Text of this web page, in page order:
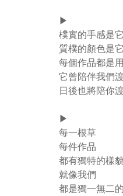
▶︎
樸實的手感是
質樸的顏色是
每個作品都是
它曾陪伴我們
日後也將陪你
▶︎
每一根草
每件作品
都有獨特的樣
就像我們
都是獨一無二的